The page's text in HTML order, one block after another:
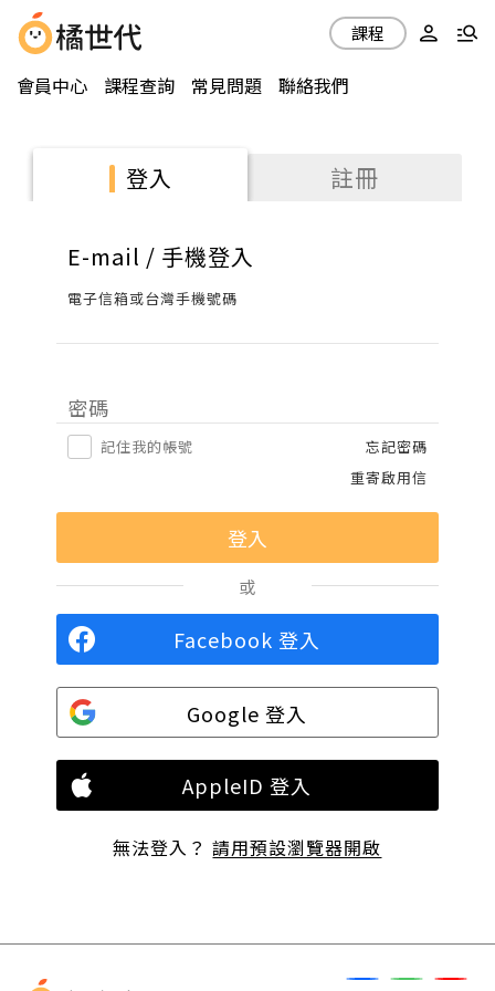
會員中心 課程查詢 常見問題 聯絡我們
課程
登入 註冊
E-mail / 手機登入
電子信箱或台灣手機號碼
密碼
記住我的帳號
忘記密碼
重寄啟用信
或
Facebook 登入
Google 登入
AppleID 登入
無法登入？請用預設瀏覽器開啟